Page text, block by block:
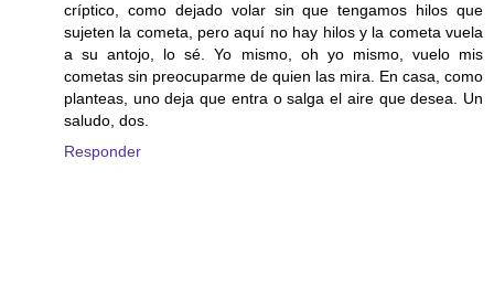
críptico, como dejado volar sin que tengamos hilos que
sujeten la cometa, pero aquí no hay hilos y la cometa vuela
a su antojo, lo sé. Yo mismo, oh yo mismo, vuelo mis
cometas sin preocuparme de quien las mira. En casa, como
planteas, uno deja que entra o salga el aire que desea. Un
saludo, dos.
Responder